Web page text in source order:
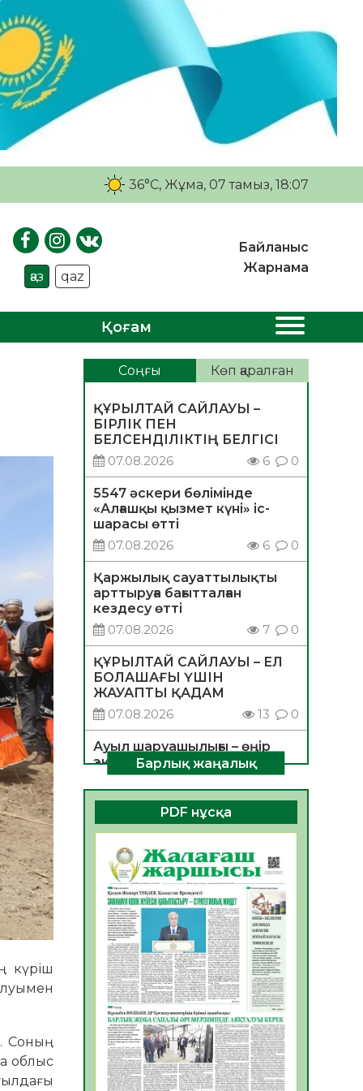
36°C, Жұма, 07 тамыз, 18:07
қаз qaz
Байланыс
Жарнама
Қоғам
күріш
Соның
облыс
Соңғы Көп қаралған
ҚҰРЫЛТАЙ САЙЛАУЫ –
БІРЛІК ПЕН
БЕЛСЕНДІЛІКТІҢ БЕЛГІСІ
07.08.2026
6 0
5547 әскери бөлімінде
«Алғашқы қызмет күні» іс-
шарасы өтті
07.08.2026
6 0
Қаржылық сауаттылықты
арттыруға бағытталған
кездесу өтті
07.08.2026
7 0
ҚҰРЫЛТАЙ САЙЛАУЫ – ЕЛ
БОЛАШАҒЫ ҮШІН
ЖАУАПТЫ ҚАДАМ
07.08.2026
13 0
Ауыл шаруашылығы – өңір
экономикасының негізгі
тірегі
06.08.2026
26 0
ҚОҒАМДЫҚ БЕЛСЕНДІЛІК –
ЕЛ ДАМУЫНЫҢ НЕГІЗІ
06.08.2026
24
ҚҰРЫЛТАЙ САЙЛАУЫ –
БОЛАШАҚҚА БАСТАР
ЖАУАПТЫ ТАҢДАУ
06.08.2026
27
Инфекциялық ауруларға
қарсы иммундау
жұмыстарының тиімділігі
06.08.2026
28
Көкжөтел ауруы туралы
Барлық жаңалық
PDF нұсқа